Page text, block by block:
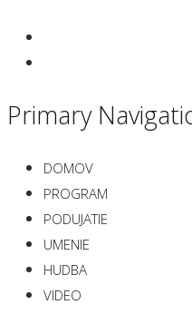
Primary
DOMOV
PROGRAM
PODUJATIE
UMENIE
HUDBA
VIDEO